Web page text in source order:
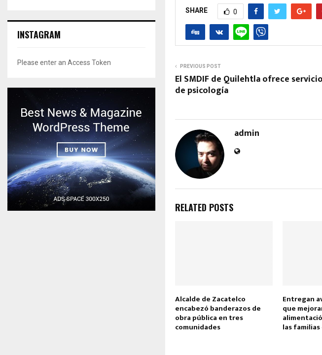
SHARE 0
PREVIOUS POST
El SMDIF de Quilehtla ofrece servicio
de psicología
admin
RELATED POSTS
Alcalde de Zacatelco
encabezó banderazos de
obra pública en tres
comunidades
Entregan
que
las
INSTAGRAM
Please enter an Access Token